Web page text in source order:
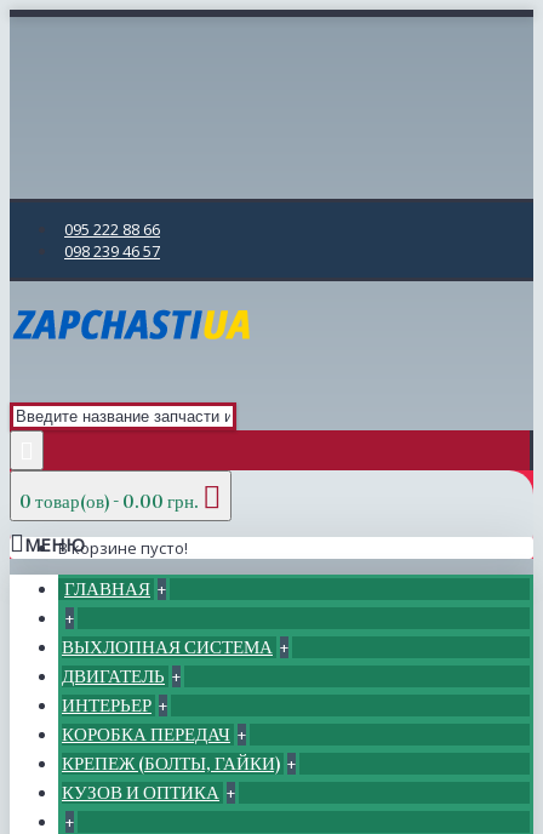
095 222 88 66
098 239 46 57
0 товар(ов) - 0.00 грн.
В корзине пусто!
МЕНЮ
ГЛАВНАЯ +
+
ВЫХЛОПНАЯ СИСТЕМА +
ДВИГАТЕЛЬ +
ИНТЕРЬЕР +
КОРОБКА ПЕРЕДАЧ +
КРЕПЕЖ (БОЛТЫ, ГАЙКИ) +
КУЗОВ И ОПТИКА +
+